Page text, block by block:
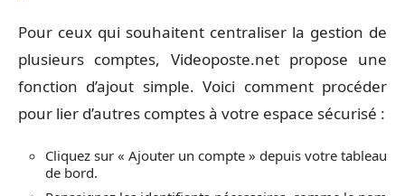
Pour ceux qui souhaitent centraliser la gestion de
plusieurs comptes, Videoposte.net propose une
fonction d’ajout simple. Voici comment procéder
pour lier d’autres comptes à votre espace sécurisé :
Cliquez sur « Ajouter un compte » depuis votre tableau
de bord.